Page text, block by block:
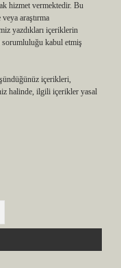
hizmet vermektedir. Bu
araştırma
yazdıkları içeriklerin
sorumluluğu kabul etmiş
içerikleri,
halinde, ilgili içerikler yasal